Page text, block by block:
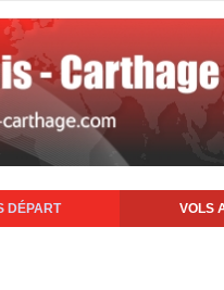
DÉPART VOLS